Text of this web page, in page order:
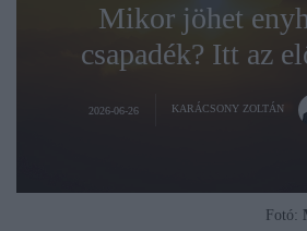
Mikor jöhet
csapadék? Itt az
2026-06-26 KARÁCSONY ZOLTÁN
Fotó: